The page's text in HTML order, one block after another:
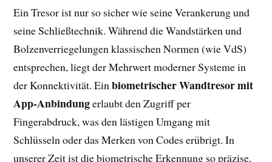
Ein Tresor ist nur so sicher wie seine Verankerung und
seine Schließtechnik. Während die Wandstärken und
Bolzenverriegelungen klassischen Normen (wie VdS)
entsprechen, liegt der Mehrwert moderner Systeme in
der Konnektivität. Einbiometrischer Wandtresor mit
App-Anbindungerlaubt den Zugriff per
Fingerabdruck, was den lästigen Umgang mit
Schlüsseln oder das Merken von Codes erübrigt. In
unserer Zeit ist die biometrische Erkennung so präzise,